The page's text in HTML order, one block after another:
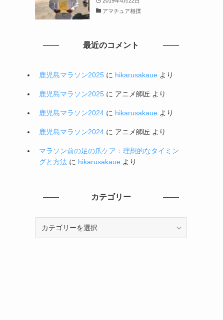
アマチュア相撲
最近のコメント
鹿児島マラソン2025 に hikarusakaue より
鹿児島マラソン2025 に アニメ師匠 より
鹿児島マラソン2024 に hikarusakaue より
鹿児島マラソン2024 に アニメ師匠 より
マラソン前の足の爪ケア：理想的なタイミン
グと方法 に hikarusakaue より
カテゴリー